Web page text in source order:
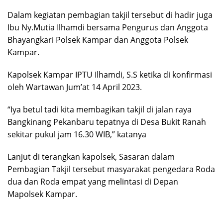
Dalam kegiatan pembagian takjil tersebut di hadir juga
Ibu Ny.Mutia Ilhamdi bersama Pengurus dan Anggota
Bhayangkari Polsek Kampar dan Anggota Polsek
Kampar.
Kapolsek Kampar IPTU Ilhamdi, S.S ketika di konfirmasi
oleh Wartawan Jum’at 14 April 2023.
“Iya betul tadi kita membagikan takjil di jalan raya
Bangkinang Pekanbaru tepatnya di Desa Bukit Ranah
sekitar pukul jam 16.30 WIB,” katanya
Lanjut di terangkan kapolsek, Sasaran dalam
Pembagian Takjil tersebut masyarakat pengedara Roda
dua dan Roda empat yang melintasi di Depan
Mapolsek Kampar.